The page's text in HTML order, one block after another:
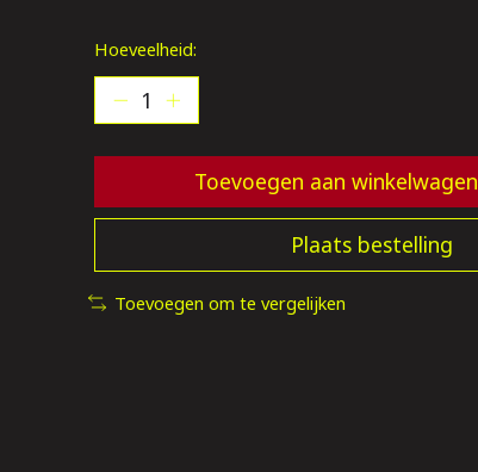
Hoeveelheid:
Toevoegen aan winkelwagen
Plaats bestelling
Toevoegen om te vergelijken